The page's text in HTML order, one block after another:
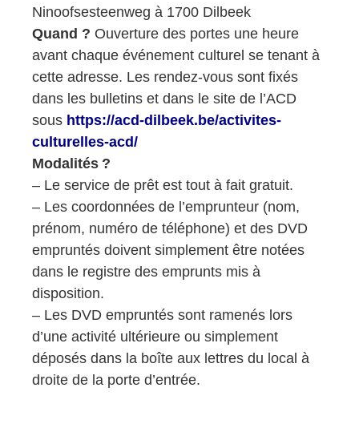
Ninoofsesteenweg à 1700 Dilbeek
Quand ? Ouverture des portes une heure
avant chaque événement culturel se tenant à
cette adresse. Les rendez-vous sont fixés
dans les bulletins et dans le site de l’ACD
sous https://acd-dilbeek.be/activites-
culturelles-acd/
Modalités ?
– Le service de prêt est tout à fait gratuit.
– Les coordonnées de l’emprunteur (nom,
prénom, numéro de téléphone) et des DVD
empruntés doivent simplement être notées
dans le registre des emprunts mis à
disposition.
– Les DVD empruntés sont ramenés lors
d’une activité ultérieure ou simplement
déposés dans la boîte aux lettres du local à
droite de la porte d’entrée.